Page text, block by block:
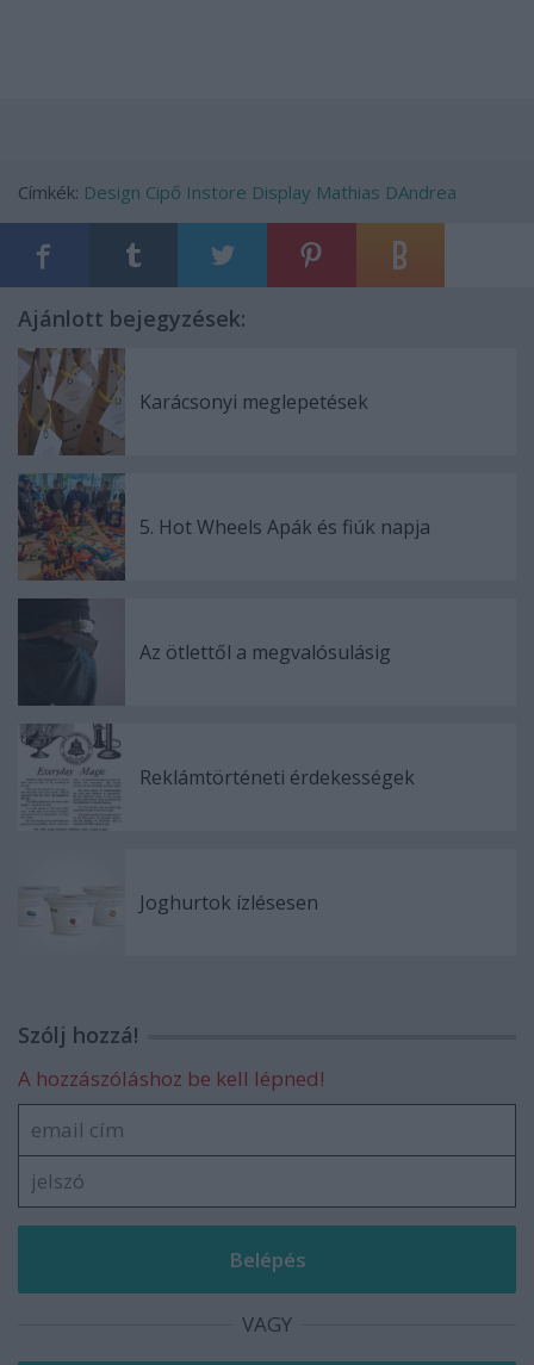
Címkék: Design Cipő Instore Display Mathias DAndrea
Ajánlott bejegyzések:
Karácsonyi meglepetések
5. Hot Wheels Apák és fiúk napja
Az ötlettől a megvalósulásig
Reklámtörténeti érdekességek
Joghurtok ízlésesen
Szólj hozzá!
A hozzászóláshoz be kell lépned!
VAGY